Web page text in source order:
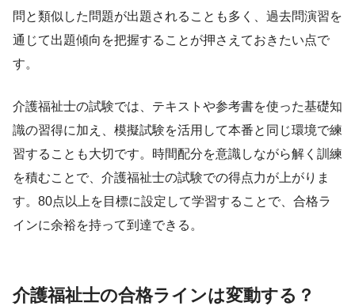
問と類似した問題が出題されることも多く、過去問演習を
通じて出題傾向を把握することが押さえておきたい点で
す。
介護福祉士の試験では、テキストや参考書を使った基礎知
識の習得に加え、模擬試験を活用して本番と同じ環境で練
習することも大切です。時間配分を意識しながら解く訓練
を積むことで、介護福祉士の試験での得点力が上がりま
す。80点以上を目標に設定して学習することで、合格ラ
インに余裕を持って到達できる。
介護福祉士の合格ラインは変動する？